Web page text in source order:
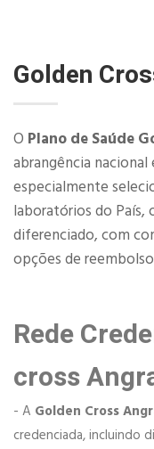
Golden
O Plano de Saúde
abrangência nacional
especialmente
laboratórios do País,
diferenciado, com
opções de
Rede
cross
- A Golden Cross
credenciada, incluindo